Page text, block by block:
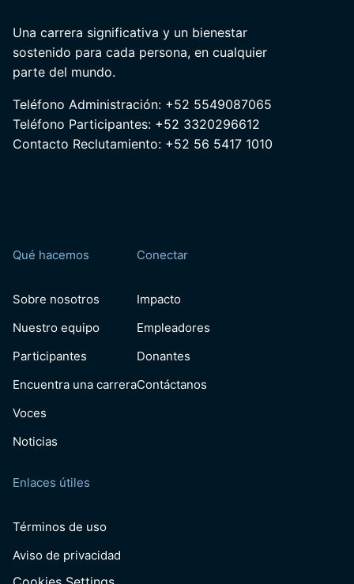
Una carrera significativa y un bienestar
sostenido para cada persona, en cualquier
parte del mundo.
Teléfono Administración: +52 5549087065
Teléfono Participantes: +52 3320296612
Contacto Reclutamiento: +52 56 5417 1010
Qué hacemos
Sobre nosotros
Nuestro equipo
Participantes
Encuentra una carrera
Voces
Noticias
Conectar
Impacto
Empleadores
Donantes
Contáctanos
Enlaces útiles
Términos de uso
Aviso de privacidad